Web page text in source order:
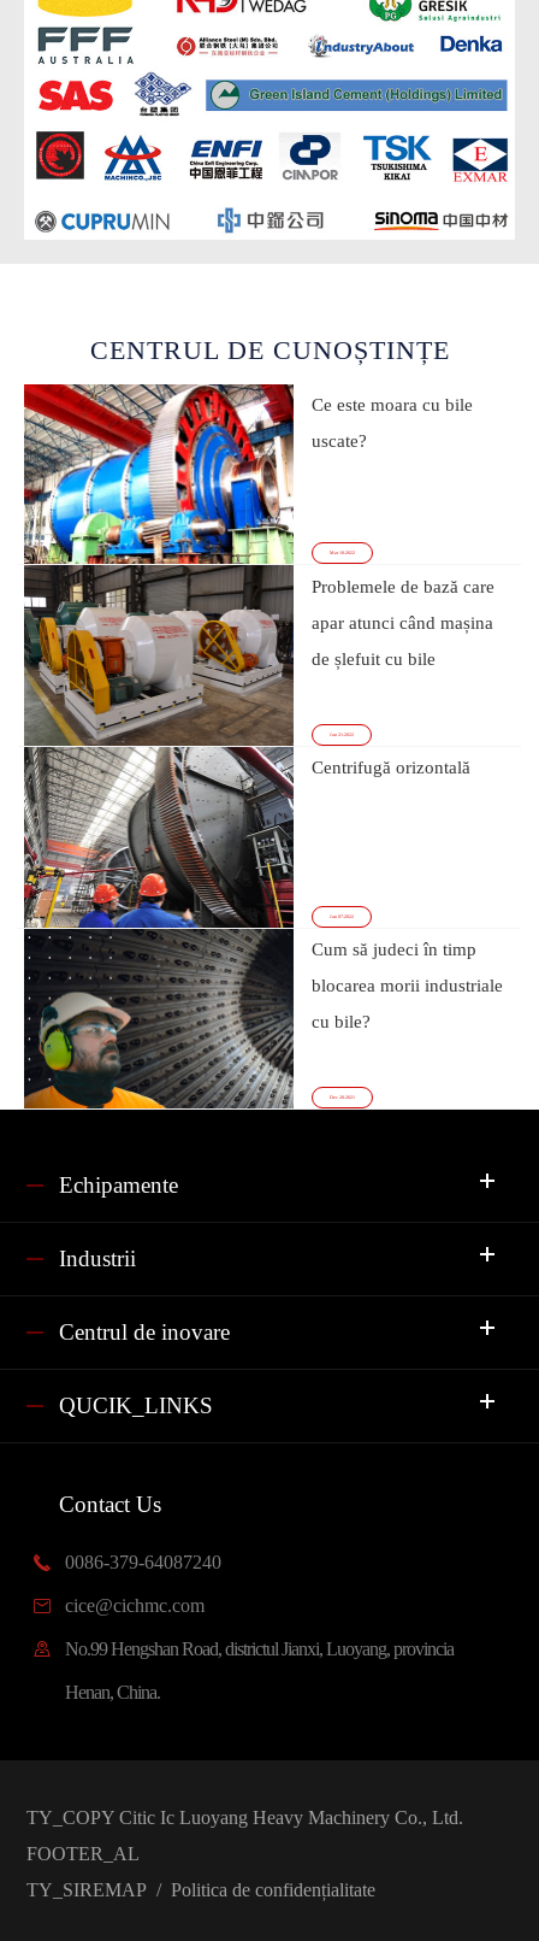
CENTRUL DE CUNOȘTINȚE
Ce este moara cu bile
uscate?
Mar 10-2022
Problemele de bază care
apar atunci când mașina
de șlefuit cu bile
Jan 21-2022
Centrifugă orizontală
Jan 07-2022
Cum să judeci în timp
blocarea morii industriale
cu bile?
Dec 20-2021
Echipamente
Industrii
Centrul de inovare
QUCIK_LINKS
Contact Us
 0086-379-64087240
 cice@cichmc.com

No.99 Hengshan Road, districtul Jianxi, Luoyang, provincia
Henan, China.
TY_COPY Citic Ic Luoyang Heavy Machinery Co., Ltd.
FOOTER_AL
TY_SIREMAP/ Politica de confidențialitate